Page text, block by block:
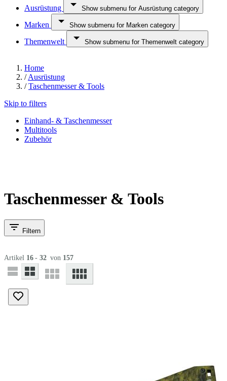
Ausrüstung Show submenu for Ausrüstung category
Marken Show submenu for Marken category
Themenwelt Show submenu for Themenwelt category
Home
/ Ausrüstung
/ Taschenmesser & Tools
Skip to filters
Einhand- & Taschenmesser
Multitools
Zubehör
Taschenmesser & Tools
Filtern
Artikel 16 - 32 von 157